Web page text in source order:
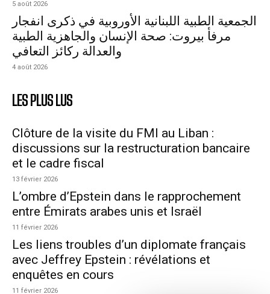
5 août 2026
الجمعية الطبية اللبنانية الأوروبية في ذكرى انفجار
مرفأ بيروت: صحة الإنسان والجاهزية الطبية
والعدالة ركائز التعافي
4 août 2026
LES PLUS LUS
Clôture de la visite du FMI au Liban :
discussions sur la restructuration bancaire
et le cadre fiscal
13 février 2026
L’ombre d’Epstein dans le rapprochement
entre Émirats arabes unis et Israël
11 février 2026
Les liens troubles d’un diplomate français
avec Jeffrey Epstein : révélations et
enquêtes en cours
11 février 2026